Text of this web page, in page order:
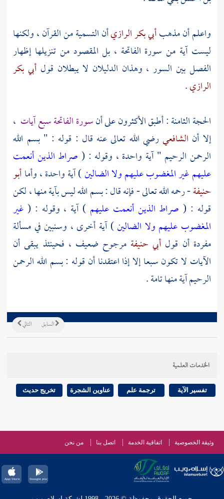
واعلم أن مذهبأبي بكر الرازيأن التسمية من القرآن ، ولكنها
ليست آية من سورة الفاتحة ، بل المقصود من تنزيلها إظهار
الفصل بين السور ، وهذان الدليلان لا يبطلان قول أبي بكر
الرازي.
الحجة الثامنة : أطبق الأكثرون على أنسورة الفاتحة سبع آيات ،
إلا أن الشافعيرضي الله تعالى عنه قال : قوله : " بسم الله
الرحمن الرحيم " آية واحدة ، وقوله : ( صراط الذين أنعمت
عليهم غير المغضوب عليهم ولا الضالين) آية واحدة ، وأماأبو
حنيفة- رحمه الله تعالى - فإنه قال : بسم الله ليس بآية منها ، لكن
قوله : ( صراط الذين أنعمت عليهم ) آية ، وقوله : ( غير
المغضوب عليهم ولا الضالين) آية أخرى ، وسنبين في مسألة
مفردة أن قول أبي حنيفة مرجوح ضعيف ، فحينئذ يبقى أن
الآيات لا تكون سبعا إلا إذا اعتقدنا أن قوله : بسم الله الرحمن
الرحيم آية منها تامة .
التالي السابق
الخدمات العلمية
تفسير الآية ترجمة علم عناوين الشجرة تخريج حديث
وثيقة الخصوصية اتفاقية الخدمة اتصل بنا من نحن